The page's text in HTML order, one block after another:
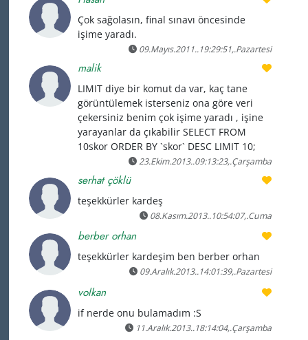
Çok sağolasın, final sınavı öncesinde
işime yaradı.
09.Mayıs.2011..19:29:51,.Pazartesi
malik
LIMIT diye bir komut da var, kaç tane
görüntülemek isterseniz ona göre veri
çekersiniz benim çok işime yaradı , işine
yarayanlar da çıkabilir SELECT FROM
10skor ORDER BY `skor` DESC LIMIT 10;
23.Ekim.2013..09:13:23,.Çarşamba
serhat çöklü
teşekkürler kardeş
08.Kasım.2013..10:54:07,.Cuma
berber orhan
teşekkürler kardeşim ben berber orhan
09.Aralık.2013..14:01:39,.Pazartesi
volkan
if nerde onu bulamadım :S
11.Aralık.2013..18:14:04,.Çarşamba